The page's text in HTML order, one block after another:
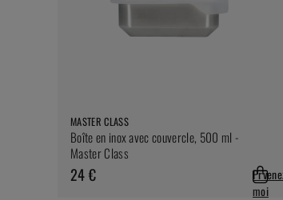
MASTER CLASS
Boîte en inox avec couvercle, 500 ml -
Master Class
24 €
moi